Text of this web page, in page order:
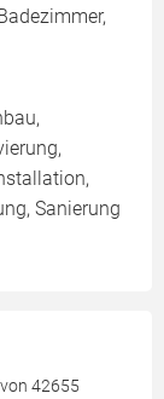
Sanierung
42655